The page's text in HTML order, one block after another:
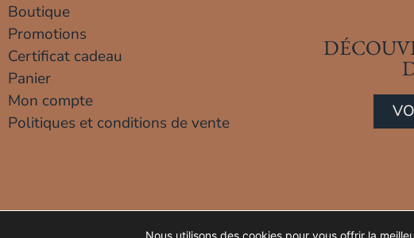
Boutique
Promotions
Certificat cadeau
Panier
Mon compte
Politiques et conditions de vente
Nous utilisons des cookies pour vous offrir la